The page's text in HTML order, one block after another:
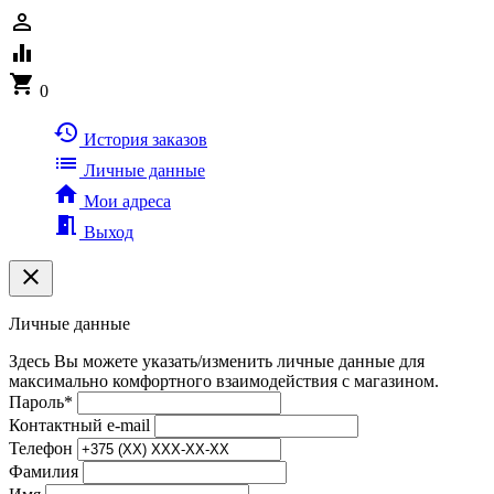
person_outline
equalizer
shopping_cart 0
history История заказов
list Личные данные
home Мои адреса
meeting_room Выход
clear
Личные данные
Здесь Вы можете указать/изменить личные данные для
максимально комфортного взаимодействия с магазином.
Пароль*
Контактный e-mail
Телефон
Фамилия